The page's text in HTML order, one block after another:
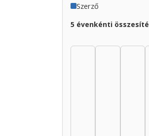
Szerző
5 évenkénti